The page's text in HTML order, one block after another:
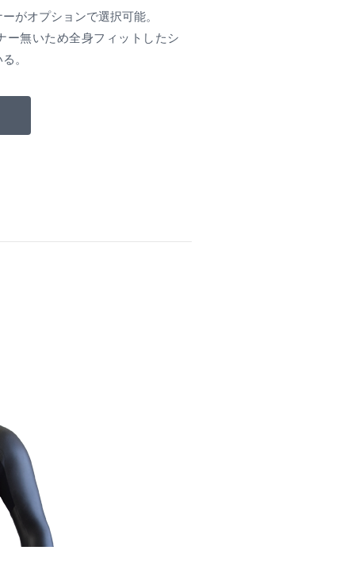
がオプションで選択可能。
ー無いため全身フィットしたシ
。